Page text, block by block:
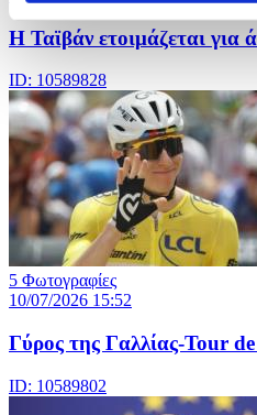
Η Ταϊβάν ετοιμάζεται για
ID: 10589828
5 Φωτογραφίες
10/07/2026 15:52
Γύρος της Γαλλίας-Tour
ID: 10589802